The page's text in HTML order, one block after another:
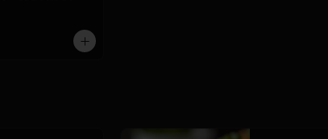
pollo
cubierto con